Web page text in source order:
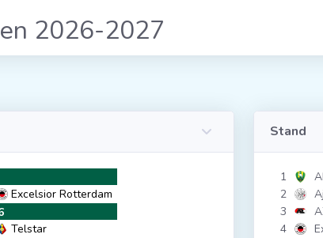
2026-2027
Excelsior Rotterdam
Telstar
Stand
1
2
3
4